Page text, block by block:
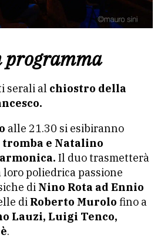
serali al chiostro della
alle 21.30 si esibiranno
e Natalino
Il duo trasmetterà
poliedrica passione
di Nino Rota ad Ennio
di Roberto Murolo fino a
Lauzi, Luigi Tenco,
.